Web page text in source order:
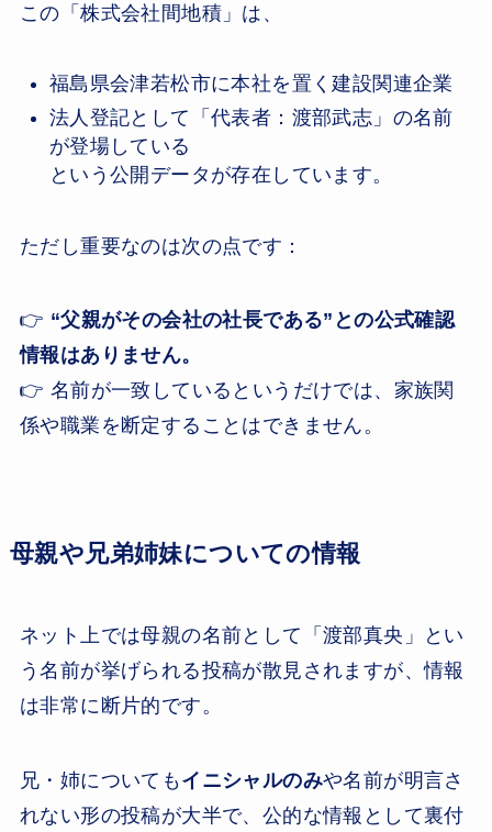
この「株式会社間地積」は、
福島県会津若松市に本社を置く建設関連企業
法人登記として「代表者：渡部武志」の名前
が登場している
という公開データが存在しています。
ただし重要なのは次の点です：
👉 “父親がその会社の社長である”との公式確認
情報はありません。
👉 名前が一致しているというだけでは、家族関
係や職業を断定することはできません。
母親や兄弟姉妹についての情報
ネット上では母親の名前として「渡部真央」とい
う名前が挙げられる投稿が散見されますが、情報
は非常に断片的です。
兄・姉についてもイニシャルのみや名前が明言さ
れない形の投稿が大半で、公的な情報として裏付